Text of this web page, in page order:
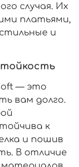
случая. Их
платьями,
и
— это
вам долго.
к
и пошив
В отличие